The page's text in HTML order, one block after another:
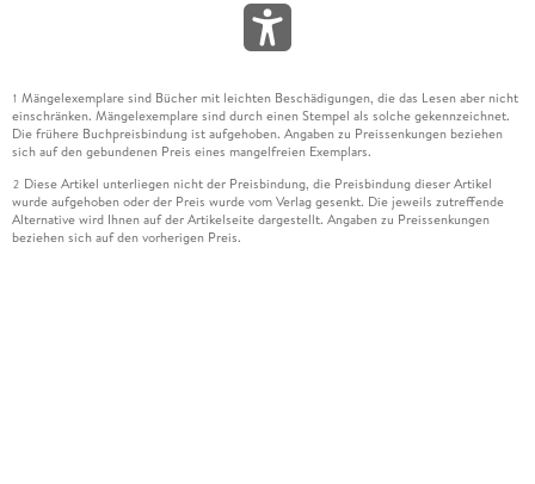
1 Mängelexemplare sind Bücher mit leichten Beschädigungen, die das Lesen aber nicht
einschränken. Mängelexemplare sind durch einen Stempel als solche gekennzeichnet.
Die frühere Buchpreisbindung ist aufgehoben. Angaben zu Preissenkungen beziehen
sich auf den gebundenen Preis eines mangelfreien Exemplars.
2 Diese Artikel unterliegen nicht der Preisbindung, die Preisbindung dieser Artikel
wurde aufgehoben oder der Preis wurde vom Verlag gesenkt. Die jeweils zutreffende
Alternative wird Ihnen auf der Artikelseite dargestellt. Angaben zu Preissenkungen
beziehen sich auf den vorherigen Preis.